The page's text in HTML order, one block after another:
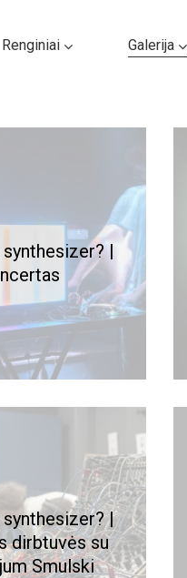
Renginiai Galerija
|
synthesizer? |
dirbtuvės su
Smulski